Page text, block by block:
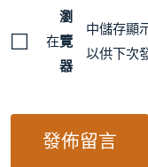
在
瀏
覽
器
中儲存顯
以供下次